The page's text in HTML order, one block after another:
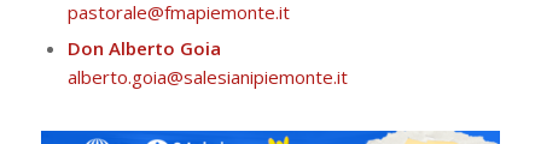
pastorale@fmapiemonte.it
Don Alberto Goia
alberto.goia@salesianipiemonte.it